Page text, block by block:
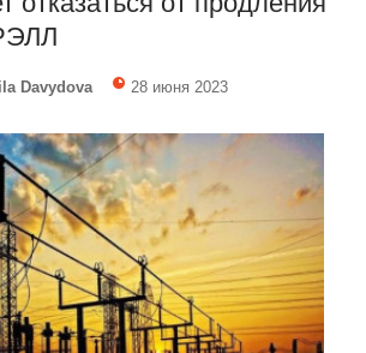
Davydova 28 июня 2023